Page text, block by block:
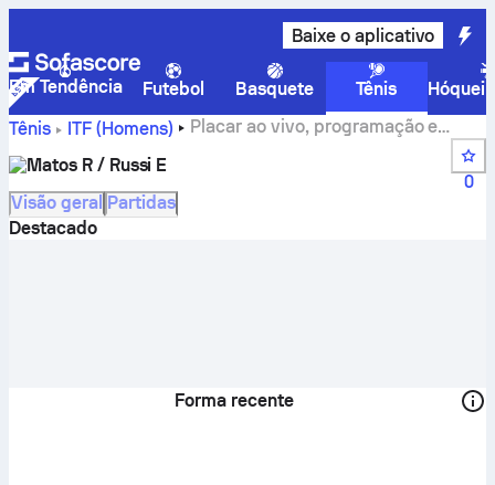
Baixe o aplicativo
Em Tendência Futebol Basquete Tênis
Hóquei
Tênis
ITF (Homens)
Placar ao vivo, programação e
Matos R / Russi E
0
Visão geral Partidas
Destacado
Forma recente